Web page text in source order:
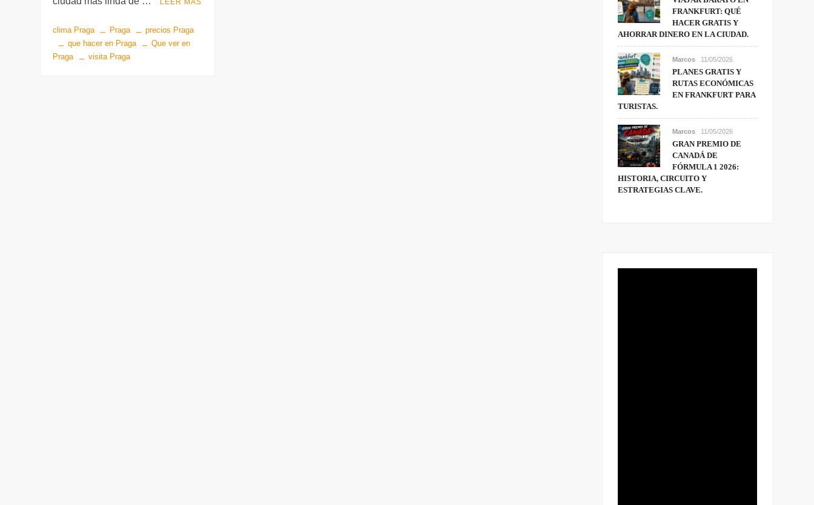
LEER MÁS
clima Praga Praga
precios Praga
que hacer en Praga
Que ver en
Praga
visita Praga
FRANKFURT: QUÉ
HACER GRATIS Y
AHORRAR DINERO EN LA CIUDAD.
Marcos 11/05/2026
PLANES GRATIS Y
RUTAS ECONÓMICAS
EN FRANKFURT PARA
TURISTAS.
Marcos 11/05/2026
GRAN PREMIO DE
CANADÁ DE
FÓRMULA 1 2026:
HISTORIA, CIRCUITO Y
ESTRATEGIAS CLAVE.